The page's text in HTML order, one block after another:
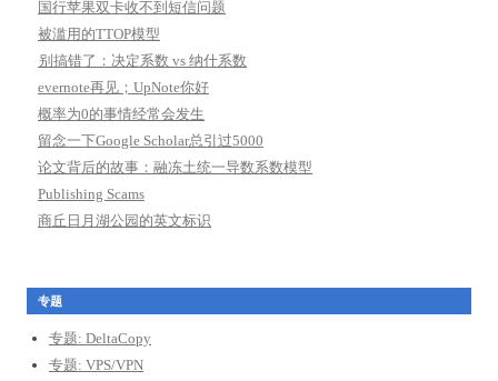
国行苹果双卡收不到短信问题
被滥用的TTOP模型
别搞错了：决定系数 vs 纳什系数
evernote再见；UpNote你好
概率为0的事情经常会发生
留念一下Google Scholar总引过5000
论文背后的故事：融冻土统一导数系数模型
Publishing Scams
商丘日月湖公园的英文标识
专题
专题: DeltaCopy
专题: VPS/VPN